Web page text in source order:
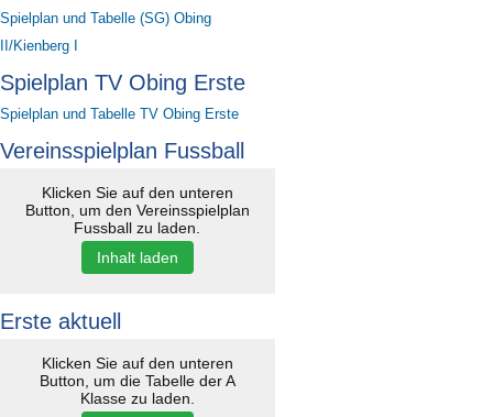
Spielplan und Tabelle (SG) Obing
II/Kienberg I
Spielplan TV Obing Erste
Spielplan und Tabelle TV Obing Erste
Vereinsspielplan Fussball
Klicken Sie auf den unteren
Button, um den Vereinsspielplan
Fussball zu laden.
Inhalt laden
Erste aktuell
Klicken Sie auf den unteren
Button, um die Tabelle der A
Klasse zu laden.